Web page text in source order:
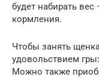
будет набирать
кормления.
Чтобы занять
удовольствием
Можно также